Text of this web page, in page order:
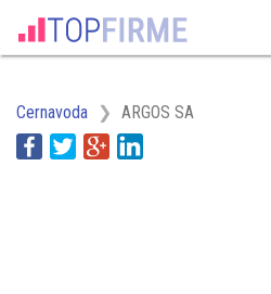
Cernavoda ARGOS SA